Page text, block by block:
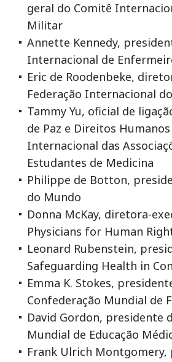
geral do Comitê
Militar
Annette Kennedy,
Internacional de
Eric de Roodenbeke,
Federação Internacional
Tammy Yu, oficial de
de Paz e Direitos
Internacional das
Estudantes de Medicina
Philippe de Botton,
do Mundo
Donna McKay, diretora-
Physicians for Human
Leonard Rubenstein,
Safeguarding Health in
Emma K. Stokes,
Confederação Mundial de
David Gordon, presidente
Mundial de Educação
Frank Ulrich Montgomery,